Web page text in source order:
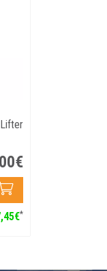
00€
,45€*